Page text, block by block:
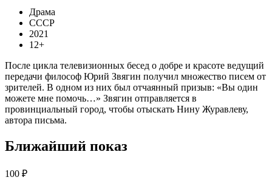
Драма
СССР
2021
12+
После цикла телевизионных бесед о добре и красоте ведущий
передачи философ Юрий Звягин получил множество писем от
зрителей. В одном из них был отчаянный призыв: «Вы один
можете мне помочь…» Звягин отправляется в
провинциальный город, чтобы отыскать Нину Журавлеву,
автора письма.
Ближайший показ
100 ₽